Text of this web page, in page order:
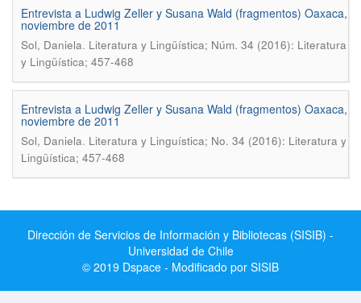
Entrevista a Ludwig Zeller y Susana Wald (fragmentos) Oaxaca,
noviembre de 2011
Sol, Daniela. Literatura y Lingüística; Núm. 34 (2016): Literatura
y Lingüística; 457-468
Entrevista a Ludwig Zeller y Susana Wald (fragmentos) Oaxaca,
noviembre de 2011
Sol, Daniela. Literatura y Linguí­stica; No. 34 (2016): Literatura y
Lingüística; 457-468
Dirección de Servicios de Información y Bibliotecas (SISIB) -
Universidad de Chile
© 2019 Dspace - Modificado por SISIB